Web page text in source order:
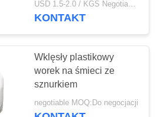
biodegradowalne
USD 1.5-2.0 / KGS Negotiable MOQ:1000 kg
KONTAKT
Wklęsły plastikowy
worek na śmieci ze
sznurkiem
negotiable MOQ:Do negocjacji